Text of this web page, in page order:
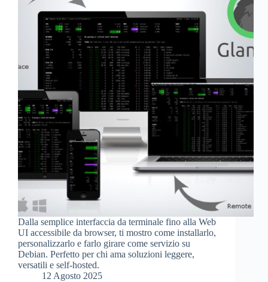
Dalla semplice interfaccia da terminale fino alla Web
UI accessibile da browser, ti mostro come installarlo,
personalizzarlo e farlo girare come servizio su
Debian. Perfetto per chi ama soluzioni leggere,
versatili e self-hosted.
12 Agosto 2025